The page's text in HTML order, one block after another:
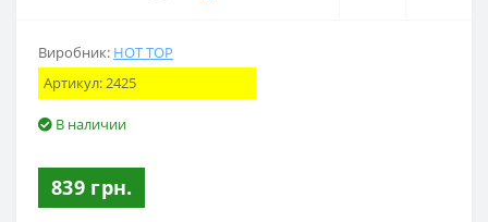
Виробник: HOT TOP
Артикул:2425
В наличии
839 грн.